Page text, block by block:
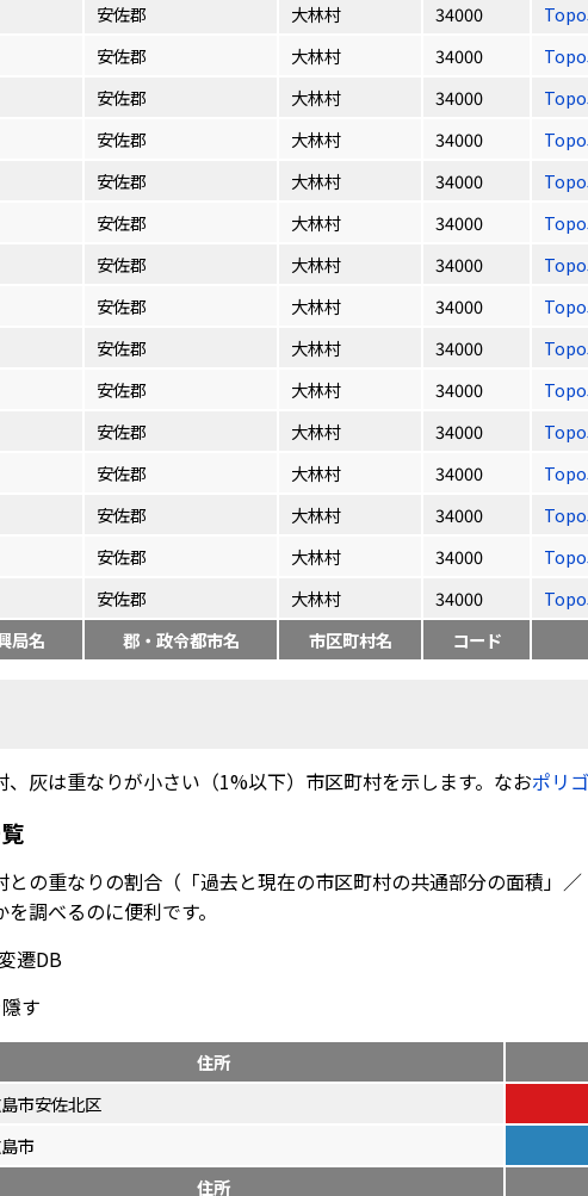
安佐郡 大林村 34000
安佐郡 大林村 34000
安佐郡 大林村 34000
安佐郡 大林村 34000
安佐郡 大林村 34000
安佐郡 大林村 34000
安佐郡 大林村 34000
安佐郡 大林村 34000
安佐郡 大林村 34000
安佐郡 大林村 34000
安佐郡 大林村 34000
安佐郡 大林村 34000
安佐郡 大林村 34000
安佐郡 大林村 34000
安佐郡 大林村 34000
局名 郡・政令都市名 市区町村名 コード
灰は重なりが小さい（1%以下）市区町村を示します。なおポリ
の重なりの割合（「過去と現在の市区町村の共通部分の面積」
調べるのに便利です。
遷DB
す
住所
市安佐北区
市
住所